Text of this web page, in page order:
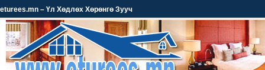
eturees.mn – Үл Хөдлөх Хөрөнгө Зууч